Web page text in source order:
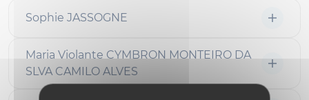
Sophie JASSOGNE
Maria Violante CYMBRON MONTEIRO DA
SLVA CAMILO ALVES